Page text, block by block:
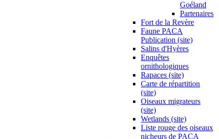
Goéland
Partenaires
Fort de la Revère
Faune PACA
Publication (site)
Salins d'Hyères
Enquêtes
ornithologiques
Rapaces (site)
Carte de répartition
(site)
Oiseaux migrateurs
(site)
Wetlands (site)
Liste rouge des oiseaux
nicheurs de PACA